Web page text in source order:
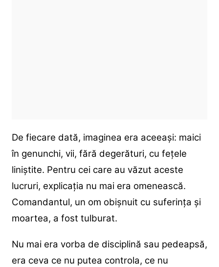
De fiecare dată, imaginea era aceeași: maici
în genunchi, vii, fără degerături, cu fețele
liniștite. Pentru cei care au văzut aceste
lucruri, explicația nu mai era omenească.
Comandantul, un om obișnuit cu suferința și
moartea, a fost tulburat.
Nu mai era vorba de disciplină sau pedeapsă,
era ceva ce nu putea controla, ce nu